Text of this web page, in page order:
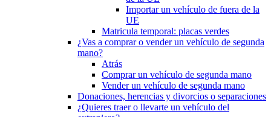
Importar un vehículo de fuera de la
UE
Matricula temporal: placas verdes
¿Vas a comprar o vender un vehículo de segunda
mano?
Atrás
Comprar un vehículo de segunda mano
Vender un vehículo de segunda mano
Donaciones, herencias y divorcios o separaciones
¿Quieres traer o llevarte un vehículo del